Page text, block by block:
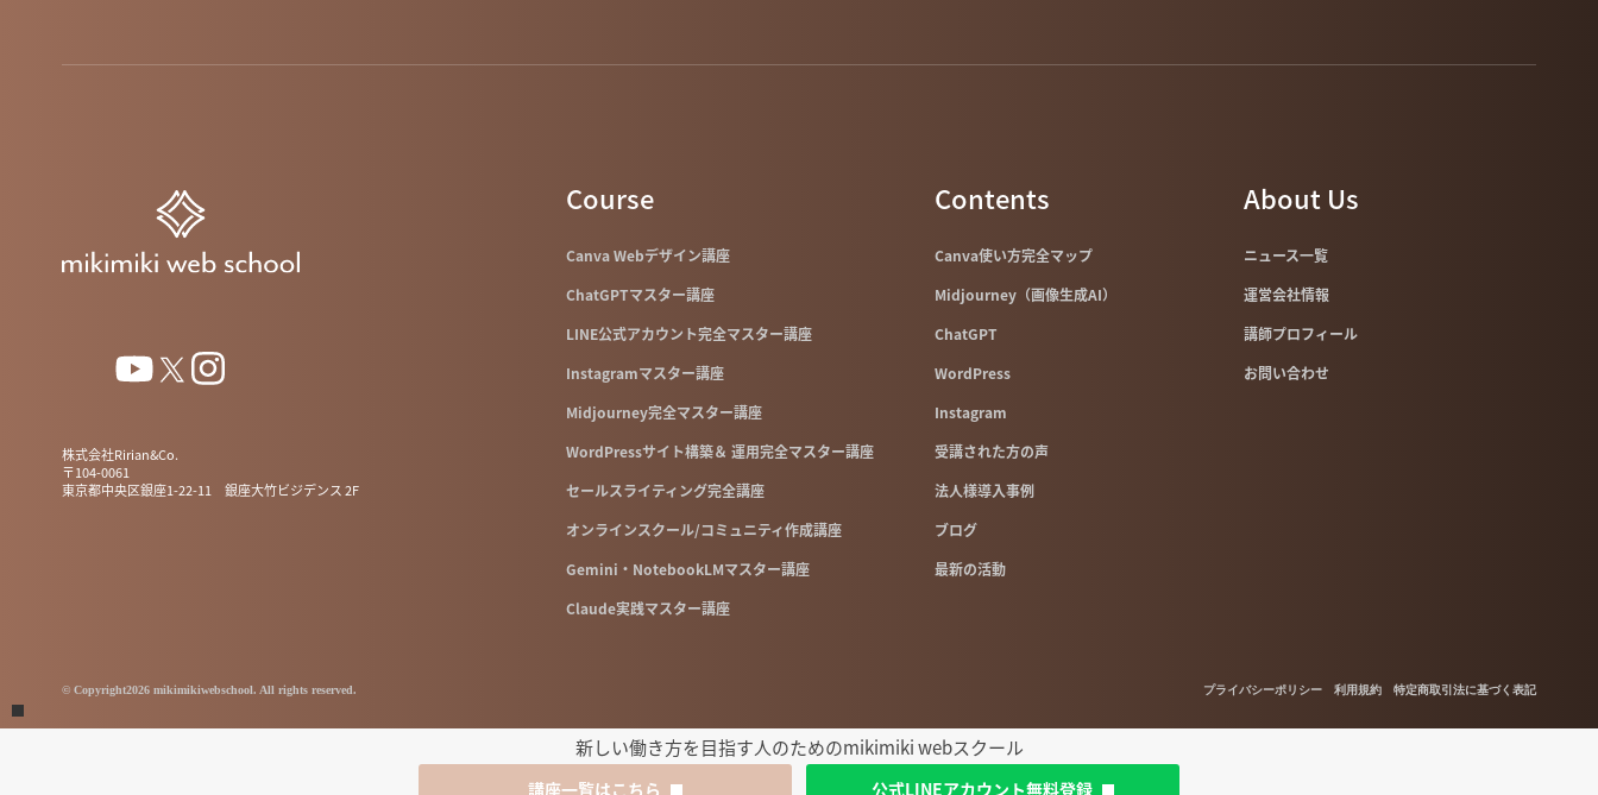
株式会社Ririan&Co.
〒104-0061
東京都中央区銀座1-22-11 銀座大竹ビジデンス 2F
Course
Canva Webデザイン講座
ChatGPTマスター講座
LINE公式アカウント完全マスター講座
Instagramマスター講座
Midjourney完全マスター講座
WordPressサイト構築＆ 運用完全マスター講座
セールスライティング完全講座
オンラインスクール/コミュニティ作成講座
Gemini・NotebookLMマスター講座
Claude実践マスター講座
Contents
Canva使い方完全マップ
Midjourney（画像生成AI）
ChatGPT
WordPress
Instagram
受講された方の声
法人様導入事例
ブログ
最新の活動
About Us
ニュース一覧
運営会社情報
講師プロフィール
お問い合わせ
© Copyright2026 mikimikiwebschool. All rights reserved. プライバシーポリシー 利用規約 特定商取引法に基づく表記
新しい働き方を目指す人のためのmikimiki webスクール
講座一覧はこちら 公式LINEアカウント無料登録